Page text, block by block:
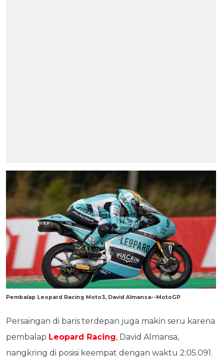
Pembalap Leopard Racing Moto3, David Almansa--MotoGP
Persaingan di baris terdepan juga makin seru karena
pembalap Leopard Racing, David Almansa,
nangkring di posisi keempat dengan waktu 2:05.091.